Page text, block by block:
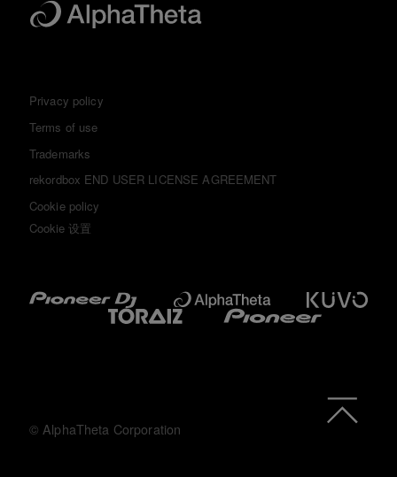
Privacy policy
Terms of use
Trademarks
rekordbox END USER LICENSE AGREEMENT
Cookie policy
Cookie 设置
© AlphaTheta Corporation